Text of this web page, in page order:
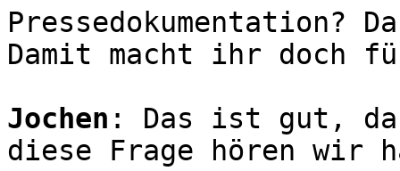
Pressedokumentation?
Damit macht ihr doch
Jochen : Das ist gut,
diese Frage hören wir